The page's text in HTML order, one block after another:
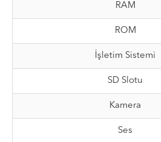
RAM
ROM
İşletim Sistemi
SD Slotu
Kamera
Ses